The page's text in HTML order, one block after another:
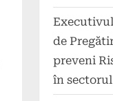
de
preveni
în